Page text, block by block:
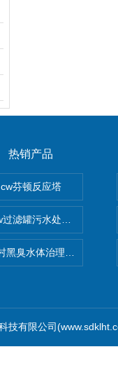
热销产品
cw芬顿反应塔
过滤罐污水处理设备 多介
黑臭水体治理设备
技有限公司